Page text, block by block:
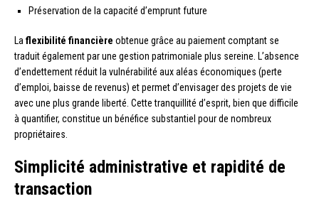
Préservation de la capacité d’emprunt future
Laflexibilité financière obtenue grâce au paiement comptant se
traduit également par une gestion patrimoniale plus sereine. L’absence
d’endettement réduit la vulnérabilité aux aléas économiques (perte
d’emploi, baisse de revenus) et permet d’envisager des projets de vie
avec une plus grande liberté. Cette tranquillité d’esprit, bien que difficile
à quantifier, constitue un bénéfice substantiel pour de nombreux
propriétaires.
Simplicité administrative et rapidité de
transaction